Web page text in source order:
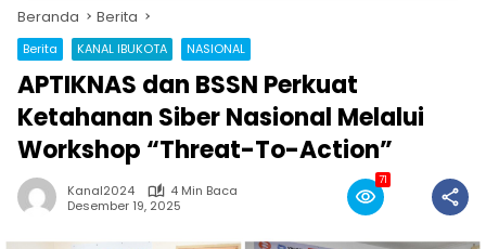
Beranda Berita
Berita KANAL IBUKOTA NASIONAL
APTIKNAS dan BSSN Perkuat
Ketahanan Siber Nasional Melalui
Workshop “Threat-To-Action”
Kanal2024
4 Min Baca
Desember 19, 2025
71